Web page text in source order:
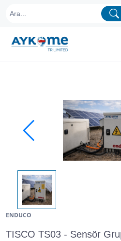
ENDUCO
TISCO TS03 - Sensör